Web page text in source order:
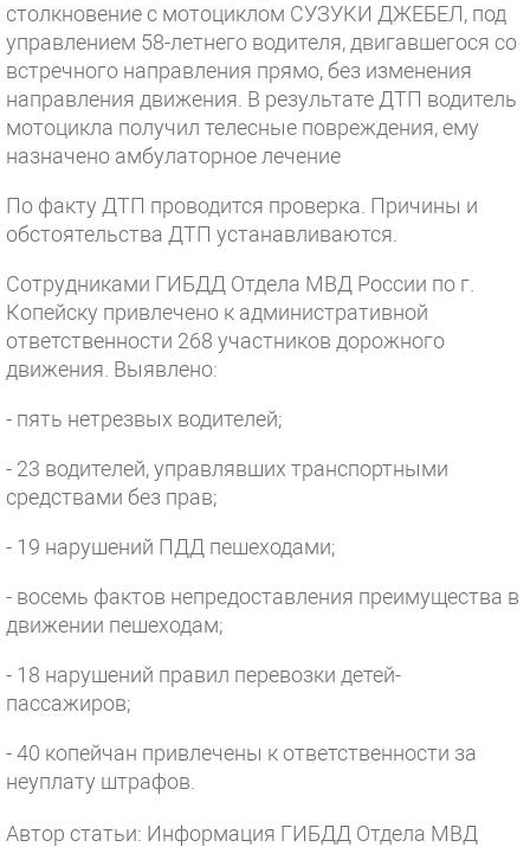
столкновение с мотоциклом СУЗУКИ ДЖЕБЕЛ, под
управлением 58-летнего водителя, двигавшегося со
встречного направления прямо, без изменения
направления движения. В результате ДТП водитель
мотоцикла получил телесные повреждения, ему
назначено амбулаторное лечение
По факту ДТП проводится проверка. Причины и
обстоятельства ДТП устанавливаются.
Сотрудниками ГИБДД Отдела МВД России по г.
Копейску привлечено к административной
ответственности 268 участников дорожного
движения. Выявлено:
- пять нетрезвых водителей;
- 23 водителей, управлявших транспортными
средствами без прав;
- 19 нарушений ПДД пешеходами;
- восемь фактов непредоставления преимущества в
движении пешеходам;
- 18 нарушений правил перевозки детей-
пассажиров;
- 40 копейчан привлечены к ответственности за
неуплату штрафов.
Автор статьи: Информация ГИБДД Отдела МВД